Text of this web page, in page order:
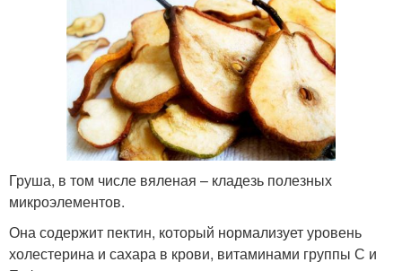
Груша, в том числе вяленая – кладезь полезных
микроэлементов.
Она содержит пектин, который нормализует уровень
холестерина и сахара в крови, витаминами группы С и